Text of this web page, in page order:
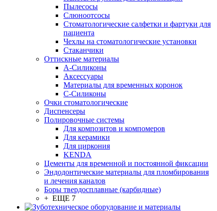
Пылесосы
Слюноотсосы
Стоматологические салфетки и фартуки для
пациента
Чехлы на стоматологические установки
Стаканчики
Оттискные материалы
А-Силиконы
Аксессуары
Материалы для временных коронок
С-Силиконы
Очки стоматологические
Диспенсеры
Полировочные системы
Для композитов и компомеров
Для керамики
Для циркония
KENDA
Цементы для временной и постоянной фиксации
Эндодонтические материалы для пломбирования
и лечения каналов
Боры твердосплавные (карбидные)
+ ЕЩЕ 7